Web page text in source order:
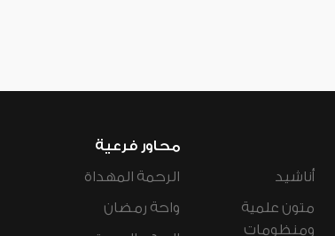
أناشيد
متون علمية
ومنظومات
محاور فرعية
الرحمة المهداة
واحة رمضان